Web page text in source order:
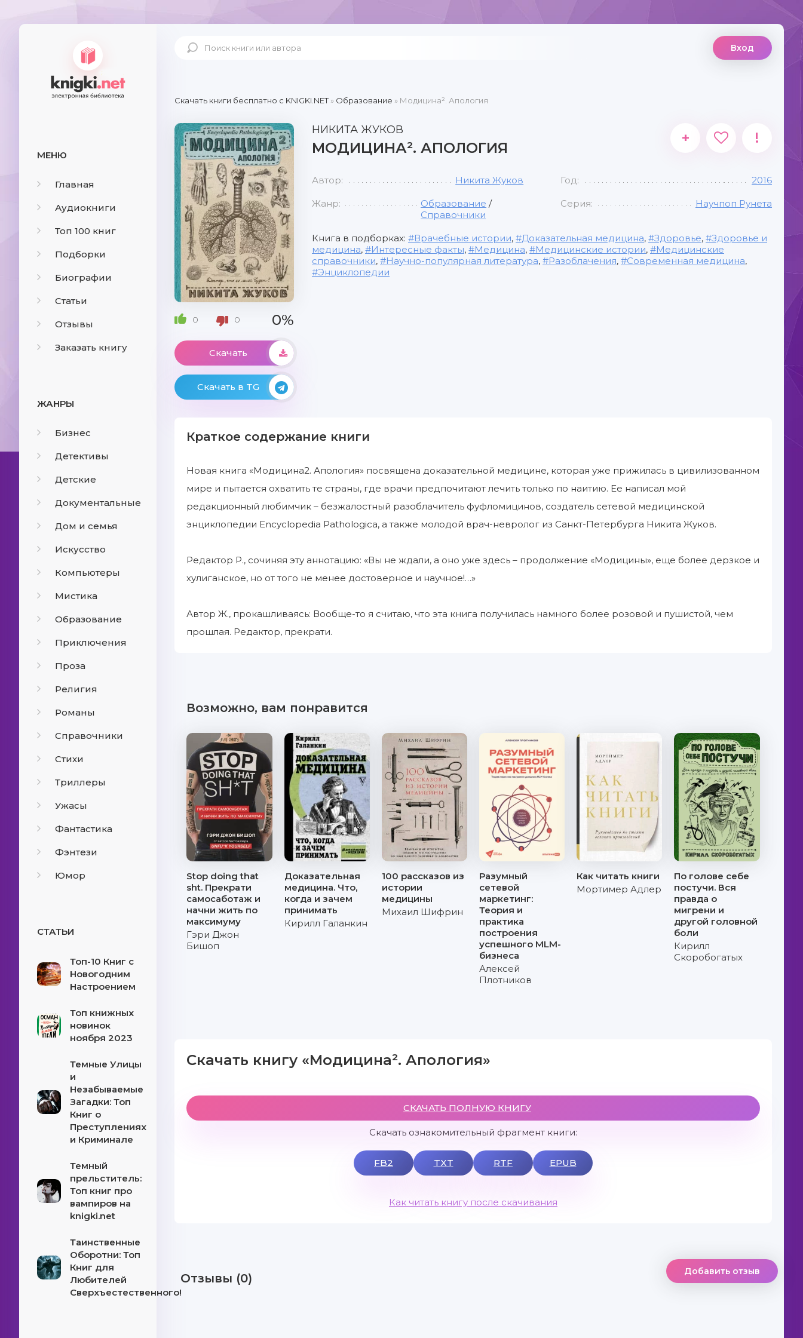
МЕНЮ
Главная
Аудиокниги
Топ 100 книг
Подборки
Биографии
Статьи
Отзывы
Заказать книгу
ЖАНРЫ
Бизнес
Детективы
Детские
Документальные
Дом и семья
Искусство
Компьютеры
Мистика
Образование
Приключения
Проза
Религия
Романы
Справочники
Стихи
Триллеры
Ужасы
Фантастика
Фэнтези
Юмор
СТАТЬИ
Топ-10 Книг с
Новогодним
Настроением
Топ книжных
новинок
ноября 2023
Темные Улицы
и
Незабываемые
Загадки: Топ
Книг о
Преступлениях
и Криминале
Темный
прельститель:
Топ книг про
вампиров на
knigki.net
Таинственные
Оборотни: Топ
Книг для
Любителей
Сверхъестественного!
Вход
Скачать книги бесплатно c KNIGKI.NET» Образование » Модицина². Апология
0 0 0%
Скачать
Скачать в TG
НИКИТА ЖУКОВ
МОДИЦИНА². АПОЛОГИЯ
+ !
Автор: Никита Жуков Год: 2016
Жанр: Образование /
Справочники
Серия: Научпоп Рунета
Книга в подборках: Врачебные истории, Доказательная медицина, Здоровье,
Здоровье и
медицина, Интересные факты, Медицина, Медицинские истории,
Медицинские
справочники, Научно-популярная литература, Разоблачения, Современная медицина,
Энциклопедии
Краткое содержание книги
Новая книга «Модицина2. Апология» посвящена доказательной медицине, которая уже прижилась в цивилизованном
мире и пытается охватить те страны, где врачи предпочитают лечить только по наитию. Ее написал мой
редакционный любимчик – безжалостный разоблачитель фуфломицинов, создатель сетевой медицинской
энциклопедии Encyclopedia Pathologica, а также молодой врач-невролог из Санкт-Петербурга Никита Жуков.
Редактор Р., сочиняя эту аннотацию: «Вы не ждали, а оно уже здесь – продолжение «Модицины», еще более дерзкое и
хулиганское, но от того не менее достоверное и научное!…»
Автор Ж., прокашливаясь: Вообще-то я считаю, что эта книга получилась намного более розовой и пушистой, чем
прошлая. Редактор, прекрати.
Возможно, вам понравится
Stop doing that
sht. Прекрати
самосаботаж и
начни жить по
максимуму
Гэри Джон
Бишоп
Доказательная
медицина. Что,
когда и зачем
принимать
Кирилл Галанкин
100 рассказов из
истории
медицины
Михаил Шифрин
Разумный
сетевой
маркетинг:
Теория и
практика
построения
успешного MLM-
бизнеса
Алексей
Плотников
Как читать книги
Мортимер Адлер
По голове себе
постучи. Вся
правда о
мигрени и
другой головной
боли
Кирилл
Скоробогатых
Скачать книгу «Модицина². Апология»
СКАЧАТЬ ПОЛНУЮ КНИГУ
Скачать ознакомительный фрагмент книги:
FB2 TXT RTF EPUB
Как читать книгу после скачивания
Отзывы (0) Добавить отзыв